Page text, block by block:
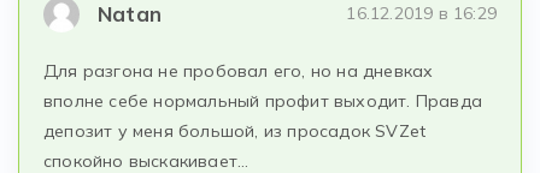
Natan 16.12.2019 в 16:29
Для разгона не пробовал его, но на дневках
вполне себе нормальный профит выходит. Правда
депозит у меня большой, из просадок SVZet
спокойно выскакивает…